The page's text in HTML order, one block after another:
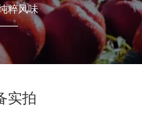
粹风味
实拍